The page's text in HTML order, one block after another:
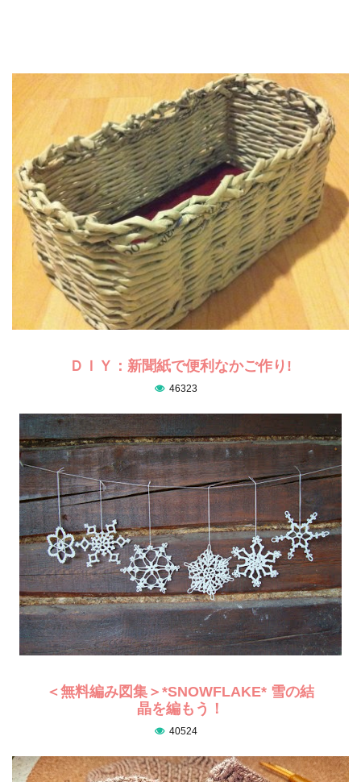
ＤＩＹ：新聞紙で便利なかご作り!
46323
＜無料編み図集＞*SNOWFLAKE* 雪の結
晶を編もう！
40524